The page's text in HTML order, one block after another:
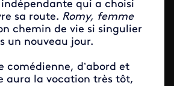
qui a choisi
sa route. Romy, femme
chemin de vie si singulier
un nouveau jour.
comédienne, d’abord et
aura la vocation très tôt,